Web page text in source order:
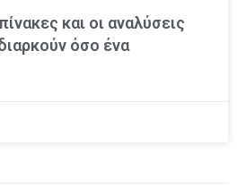
και οι αναλύσεις
όσο ένα